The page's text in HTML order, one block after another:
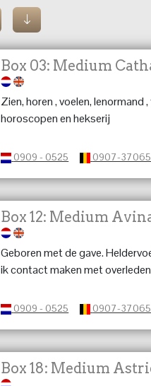
Box 03: Medium
Zien, horen , voelen, lenormand
horoscopen en hekserij
0909 - 0525 0907-37065
Box 12: Medium
Geboren met de gave.
ik contact maken met
0909 - 0525 0907-37065
Box 18: Medium